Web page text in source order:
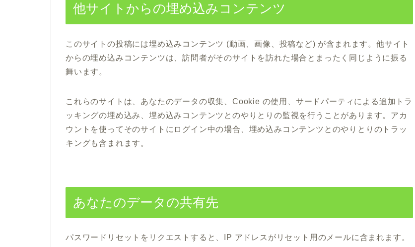
他サイトからの埋め込みコンテンツ
このサイトの投稿には埋め込みコンテンツ (動画、画像、投稿など) が含まれます。他サイト
からの埋め込みコンテンツは、訪問者がそのサイトを訪れた場合とまったく同じように振る
舞います。
これらのサイトは、あなたのデータの収集、Cookie の使用、サードパーティによる追加トラ
ッキングの埋め込み、埋め込みコンテンツとのやりとりの監視を行うことがあります。アカ
ウントを使ってそのサイトにログイン中の場合、埋め込みコンテンツとのやりとりのトラッ
キングも含まれます。
あなたのデータの共有先
パスワードリセットをリクエストすると、IP アドレスがリセット用のメールに含まれます。